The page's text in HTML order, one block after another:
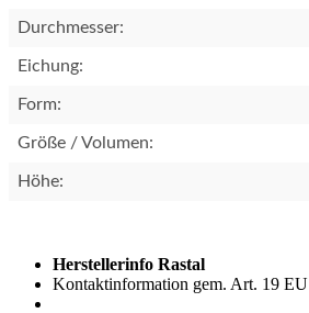
Durchmesser:
Eichung:
Form:
Größe / Volumen:
Höhe:
Herstellerinfo Rastal
Kontaktinformation gem. Art. 19 EU